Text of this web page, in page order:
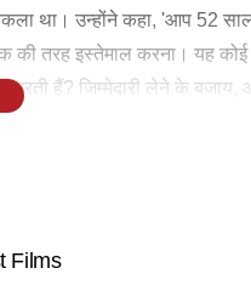
था। उन्होंने कहा, 'आप 52
तरह इस्तेमाल करना। यह कोई
हैं? जिम्मेदारी लेने के